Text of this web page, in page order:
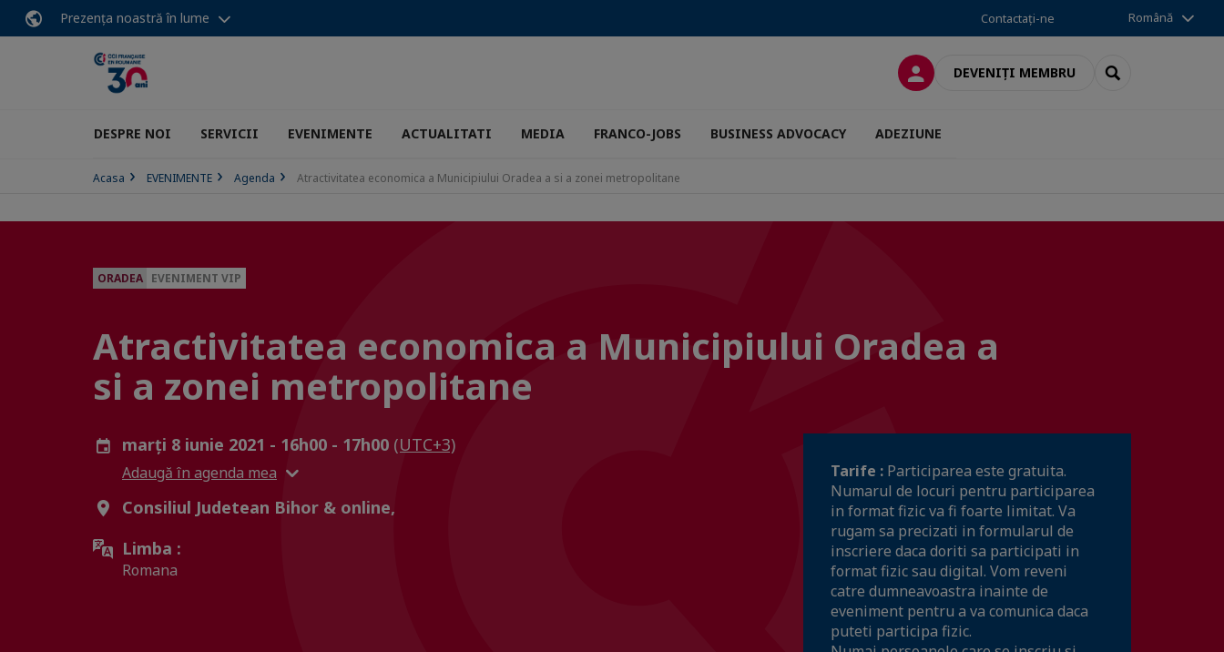
Prezența noastră în lume Contactați-ne Română
CONECTAREDEVENIȚI MEMBRU SEARCH
DESPRE NOI SERVICII EVENIMENTE ACTUALITATI MEDIA FRANCO-JOBS BUSINESS ADVOCACY ADEZIUNE
Acasa EVENIMENTE Agenda Atractivitatea economica a Municipiului Oradea a si a zonei metropolitane
ORADEA EVENIMENT VIP
Atractivitatea economica a Municipiului Oradea a
si a zonei metropolitane
marți 8 iunie 2021 - 16h00 - 17h00 (UTC+3)
Adaugă în agenda mea
Consiliul Judetean Bihor & online,
Limba :
Romana
Tarife : Participarea este gratuita.
Numarul de locuri pentru participarea
in format fizic va fi foarte limitat. Va
rugam sa precizati in formularul de
inscriere daca doriti sa participati in
format fizic sau digital. Vom reveni
catre dumneavoastra inainte de
eveniment pentru a va comunica daca
puteti participa fizic.